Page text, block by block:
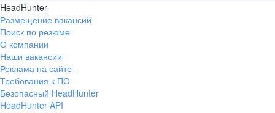
HeadHunter
Размещение вакансий
Поиск по резюме
О компании
Наши вакансии
Реклама на сайте
Требования к ПО
Безопасный HeadHunter
HeadHunter API